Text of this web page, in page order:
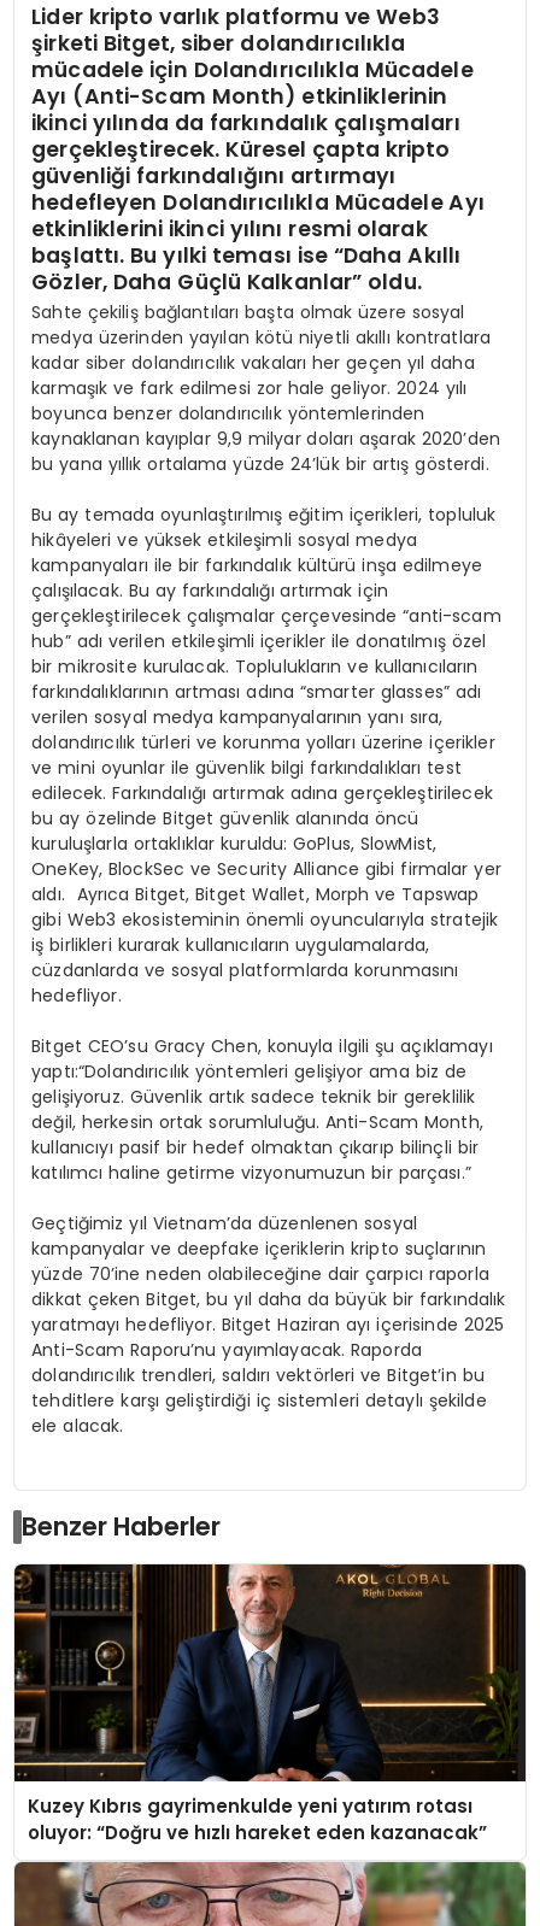
Lider kripto varlık platformu ve Web3
şirketi Bitget, siber dolandırıcılıkla
mücadele için Dolandırıcılıkla Mücadele
Ayı (Anti-Scam Month) etkinliklerinin
ikinci yılında da farkındalık çalışmaları
gerçekleştirecek. Küresel çapta kripto
güvenliği farkındalığını artırmayı
hedefleyen Dolandırıcılıkla Mücadele Ayı
etkinliklerini ikinci yılını resmi olarak
başlattı. Bu yılki teması ise “Daha Akıllı
Gözler, Daha Güçlü Kalkanlar” oldu.
Sahte çekiliş bağlantıları başta olmak üzere sosyal
medya üzerinden yayılan kötü niyetli akıllı kontratlara
kadar siber dolandırıcılık vakaları her geçen yıl daha
karmaşık ve fark edilmesi zor hale geliyor. 2024 yılı
boyunca benzer dolandırıcılık yöntemlerinden
kaynaklanan kayıplar 9,9 milyar doları aşarak 2020’den
bu yana yıllık ortalama yüzde 24’lük bir artış gösterdi.
Bu ay temada oyunlaştırılmış eğitim içerikleri, topluluk
hikâyeleri ve yüksek etkileşimli sosyal medya
kampanyaları ile bir farkındalık kültürü inşa edilmeye
çalışılacak. Bu ay farkındalığı artırmak için
gerçekleştirilecek çalışmalar çerçevesinde “anti-scam
hub” adı verilen etkileşimli içerikler ile donatılmış özel
bir mikrosite kurulacak. Toplulukların ve kullanıcıların
farkındalıklarının artması adına “smarter glasses” adı
verilen sosyal medya kampanyalarının yanı sıra,
dolandırıcılık türleri ve korunma yolları üzerine içerikler
ve mini oyunlar ile güvenlik bilgi farkındalıkları test
edilecek. Farkındalığı artırmak adına gerçekleştirilecek
bu ay özelinde Bitget güvenlik alanında öncü
kuruluşlarla ortaklıklar kuruldu: GoPlus, SlowMist,
OneKey, BlockSec ve Security Alliance gibi firmalar yer
aldı. Ayrıca Bitget, Bitget Wallet, Morph ve Tapswap
gibi Web3 ekosisteminin önemli oyuncularıyla stratejik
iş birlikleri kurarak kullanıcıların uygulamalarda,
cüzdanlarda ve sosyal platformlarda korunmasını
hedefliyor.
Bitget CEO’su Gracy Chen, konuyla ilgili şu açıklamayı
yaptı:“Dolandırıcılık yöntemleri gelişiyor ama biz de
gelişiyoruz. Güvenlik artık sadece teknik bir gereklilik
değil, herkesin ortak sorumluluğu. Anti-Scam Month,
kullanıcıyı pasif bir hedef olmaktan çıkarıp bilinçli bir
katılımcı haline getirme vizyonumuzun bir parçası.”
Geçtiğimiz yıl Vietnam’da düzenlenen sosyal
kampanyalar ve deepfake içeriklerin kripto suçlarının
yüzde 70’ine neden olabileceğine dair çarpıcı raporla
dikkat çeken Bitget, bu yıl daha da büyük bir farkındalık
yaratmayı hedefliyor. Bitget Haziran ayı içerisinde 2025
Anti-Scam Raporu’nu yayımlayacak. Raporda
dolandırıcılık trendleri, saldırı vektörleri ve Bitget’in bu
tehditlere karşı geliştirdiği iç sistemleri detaylı şekilde
ele alacak.
Benzer Haberler
Kuzey Kıbrıs gayrimenkulde yeni yatırım rotası
oluyor: “Doğru ve hızlı hareket eden kazanacak”